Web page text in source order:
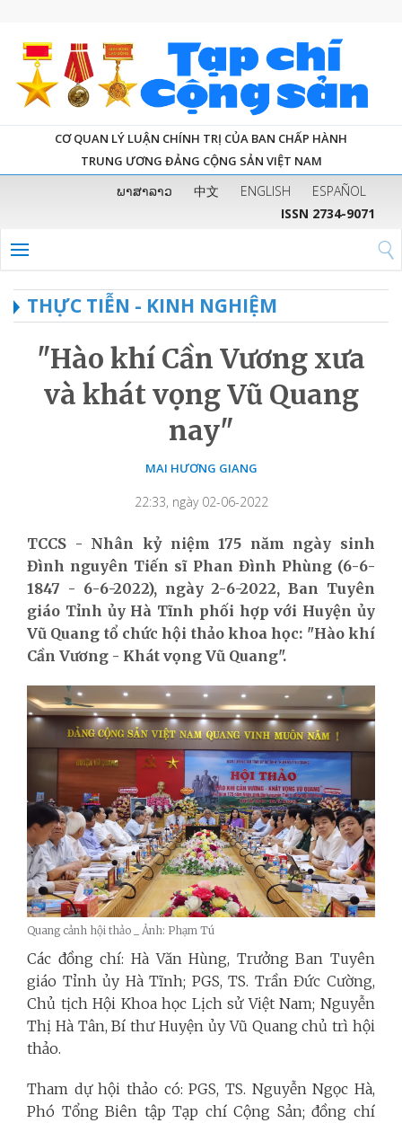
CƠ QUAN LÝ LUẬN CHÍNH TRỊ CỦA BAN CHẤP HÀNH
TRUNG ƯƠNG ĐẢNG CỘNG SẢN VIỆT NAM
ພາສາລາວ 中文 ENGLISH
ESPAÑOL
ISSN 2734-9071
THỰC TIỄN - KINH NGHIỆM
"Hào khí Cần Vương xưa
và khát vọng Vũ Quang
nay"
MAI HƯƠNG GIANG
22:33, ngày 02-06-2022
TCCS - Nhân kỷ niệm 175 năm ngày sinh
Đình nguyên Tiến sĩ Phan Đình Phùng (6-6-
1847 - 6-6-2022), ngày 2-6-2022, Ban Tuyên
giáo Tỉnh ủy Hà Tĩnh phối hợp với Huyện ủy
Vũ Quang tổ chức hội thảo khoa học: "Hào khí
Cần Vương - Khát vọng Vũ Quang".
Quang cảnh hội thảo _ Ảnh: Phạm Tú
Các đồng chí: Hà Văn Hùng, Trưởng Ban Tuyên
giáo Tỉnh ủy Hà Tĩnh; PGS, TS. Trần Đức Cường,
Chủ tịch Hội Khoa học Lịch sử Việt Nam; Nguyễn
Thị Hà Tân, Bí thư Huyện ủy Vũ Quang chủ trì hội
thảo.
Tham dự hội thảo có: PGS, TS. Nguyễn Ngọc Hà,
Phó Tổng Biên tập Tạp chí Cộng Sản; đồng chí